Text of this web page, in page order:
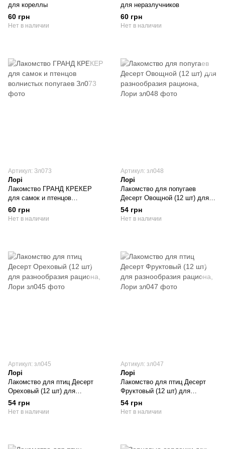
для кореллы
60 грн
Нет в наличии
для неразлучников
60 грн
Нет в наличии
Артикул: Зл073
Лорі
Лакомство ГРАНД КРЕКЕР
для самок и птенцов
волнистых попугаев
60 грн
Нет в наличии
Артикул: зл048
Лорі
Лакомство для попугаев
Десерт Овощной (12 шт) для
разнообразия рациона, Лори
54 грн
Нет в наличии
Артикул: зл045
Лорі
Лакомство для птиц Десерт
Ореховый (12 шт) для
разнообразия рациона, Лори
54 грн
Нет в наличии
Артикул: зл047
Лорі
Лакомство для птиц Десерт
Фруктовый (12 шт) для
разнообразия рациона, Лори
54 грн
Нет в наличии